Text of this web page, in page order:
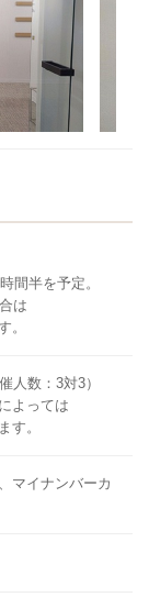
間半を予定。
は
。
人数：3対3）
よっては
す。
マイナンバーカ